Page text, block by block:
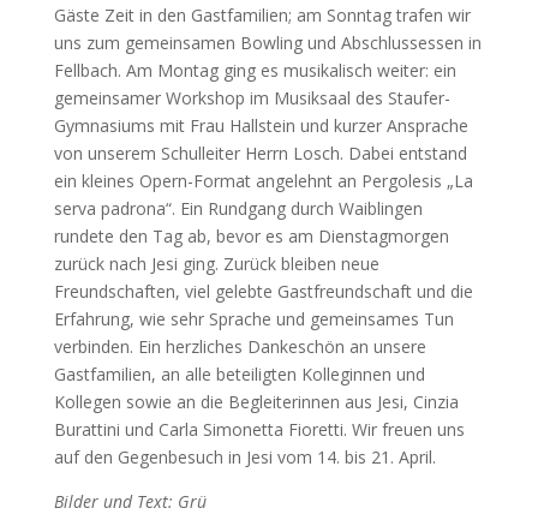
Gäste Zeit in den Gastfamilien; am Sonntag trafen wir
uns zum gemeinsamen Bowling und Abschlussessen in
Fellbach. Am Montag ging es musikalisch weiter: ein
gemeinsamer Workshop im Musiksaal des Staufer-
Gymnasiums mit Frau Hallstein und kurzer Ansprache
von unserem Schulleiter Herrn Losch. Dabei entstand
ein kleines Opern-Format angelehnt an Pergolesis „La
serva padrona“. Ein Rundgang durch Waiblingen
rundete den Tag ab, bevor es am Dienstagmorgen
zurück nach Jesi ging. Zurück bleiben neue
Freundschaften, viel gelebte Gastfreundschaft und die
Erfahrung, wie sehr Sprache und gemeinsames Tun
verbinden. Ein herzliches Dankeschön an unsere
Gastfamilien, an alle beteiligten Kolleginnen und
Kollegen sowie an die Begleiterinnen aus Jesi, Cinzia
Burattini und Carla Simonetta Fioretti. Wir freuen uns
auf den Gegenbesuch in Jesi vom 14. bis 21. April.
Bilder und Text: Grü